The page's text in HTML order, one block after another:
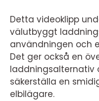
Detta videoklipp
välutbyggt
användningen och
Det ger också en
laddningsalternativ
säkerställa en
elbilägare.